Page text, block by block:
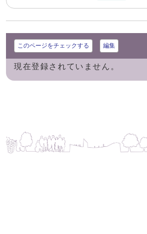
このページをチェックする 編集
現在登録されていません。